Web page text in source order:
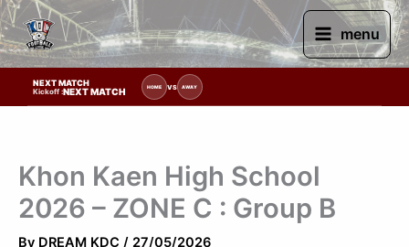
Skip
to
content
menu
NEXT MATCH
Kickoff :NEXT MATCH HOME VS AWAY
ายการแข่งขัน | รอระบุวันแข่งขัน | รอข้อมูลทีมแข่งขัน
Khon Kaen High School
2026 – ZONE C : Group B
By DREAM KDC / 27/05/2026